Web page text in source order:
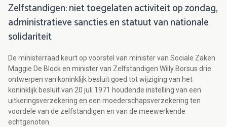
Zelfstandigen: niet toegelaten activiteit op zondag,
administratieve sancties en statuut van nationale
solidariteit
De ministerraad keurt op voorstel van minister van Sociale Zaken
Maggie De Block en minister van Zelfstandigen Willy Borsus drie
ontwerpen van koninklijk besluit goed tot wijziging van het
koninklijk besluit van 20 juli 1971 houdende instelling van een
uitkeringsverzekering en een moederschapsverzekering ten
voordele van de zelfstandigen en van de meewerkende
echtgenoten.